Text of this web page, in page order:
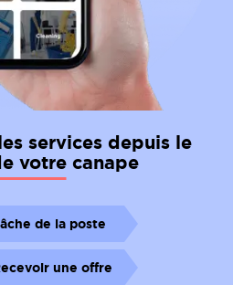
services depuis le
votre canape
de la poste
une offre